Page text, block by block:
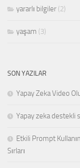
yararlı bilgiler (2)
yaşam (3)
SON YAZILAR
Yapay Zeka Video
Yapay zeka destekli
Etkili Prompt
Sırları